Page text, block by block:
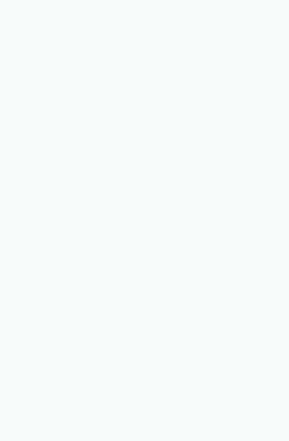
schafft Optionen.
aufgegriffen
der betrieblichen
Fließfertigung wurde
durch Henry
seit dreißig Jahren
der Digitalisierung,
asynchron zu
auf Systeme
stärker an
individuellen
werden erst